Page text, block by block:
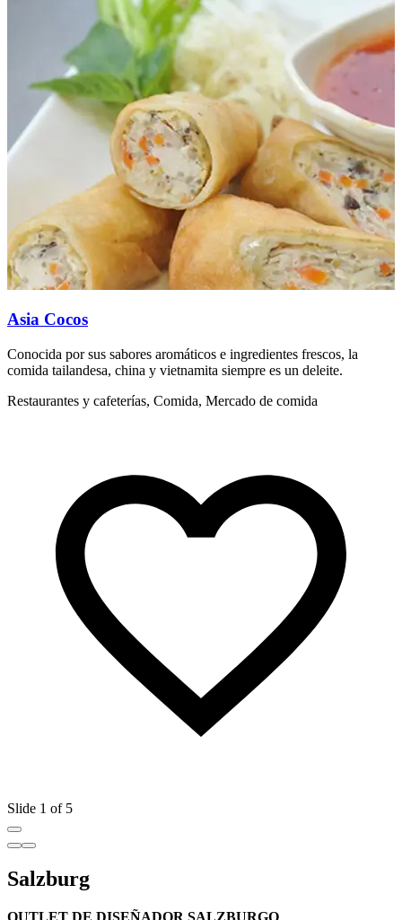
Asia Cocos
Conocida por sus sabores aromáticos e ingredientes frescos, la
comida tailandesa, china y vietnamita siempre es un deleite.
Restaurantes y cafeterías, Comida, Mercado de comida
Slide 1 of 5
Salzburg
OUTLET DE DISEÑADOR SALZBURGO